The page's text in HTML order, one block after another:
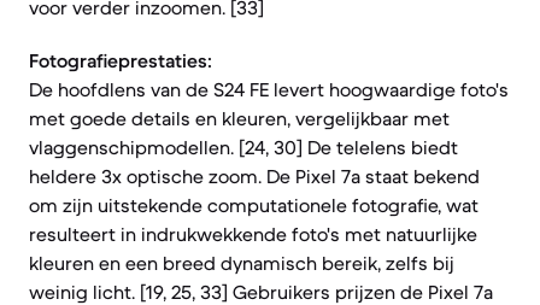
voor verder inzoomen. [33]
Fotografieprestaties:
De hoofdlens van de S24 FE levert hoogwaardige foto's
met goede details en kleuren, vergelijkbaar met
vlaggenschipmodellen. [24, 30] De telelens biedt
heldere 3x optische zoom. De Pixel 7a staat bekend
om zijn uitstekende computationele fotografie, wat
resulteert in indrukwekkende foto's met natuurlijke
kleuren en een breed dynamisch bereik, zelfs bij
weinig licht. [19, 25, 33] Gebruikers prijzen de Pixel 7a